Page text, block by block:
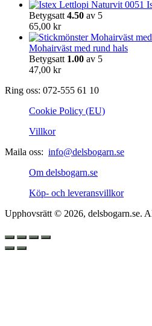
Betygsatt 4.50 av 5
65,00 kr
Mohairväst med rund hals
Betygsatt 1.00 av 5
47,00 kr
Ring oss: 072-555 61 10
Cookie Policy (EU)
Villkor
Maila oss: info@delsbogarn.se
Om delsbogarn.se
Köp- och leveransvillkor
Upphovsrätt © 2026, delsbogarn.se.